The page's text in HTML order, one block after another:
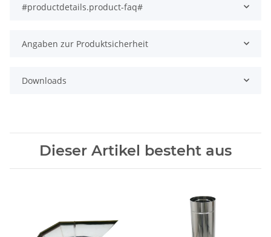
#productdetails.product-faq#
Angaben zur Produktsicherheit
Downloads
Dieser Artikel besteht aus